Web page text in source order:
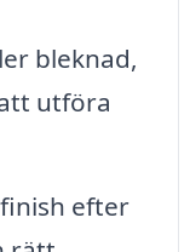
bleknad,
utföra
efter